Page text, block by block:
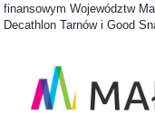
finansowym Województw
Decathlon Tarnów i Good